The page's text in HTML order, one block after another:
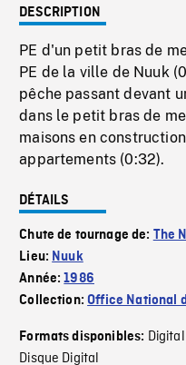
DESCRIPTION
PE d'un petit bras de
PE de la ville de Nuuk
pêche passant devant
dans le petit bras de
maisons en
appartements (0:32).
DÉTAILS
Chute de tournage de: The
Lieu: Nuuk
Année:1986
Collection:Office National
Formats disponibles:
Disque Digital